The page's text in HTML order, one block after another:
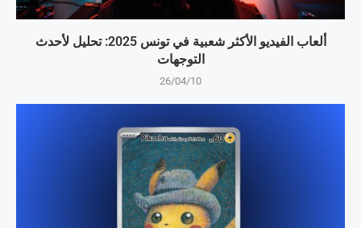
ألعاب الفيديو الأكثر شعبية في تونس 2025: تحليل لأحدث
التوجهات
26/04/10